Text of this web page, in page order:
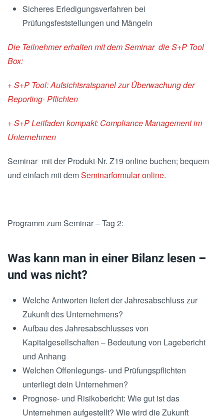
Sicheres Erledigungsverfahren bei
Prüfungsfeststellungen und Mängeln
Die Teilnehmer erhalten mit dem Seminar die S+P Tool
Box:
+ S+P Tool: Aufsichtsratspanel zur Überwachung der
Reporting- Pflichten
+ S+P Leitfaden kompakt: Compliance Management im
Unternehmen
Seminar mit der Produkt-Nr. Z19 online buchen; bequem
und einfach mit demSeminarformular online.
Programm zum Seminar – Tag 2:
Was kann man in einer Bilanz lesen –
und was nicht?
Welche Antworten liefert der Jahresabschluss zur
Zukunft des Unternehmens?
Aufbau des Jahresabschlusses von
Kapitalgesellschaften – Bedeutung von Lagebericht
und Anhang
Welchen Offenlegungs- und Prüfungspflichten
unterliegt dein Unternehmen?
Prognose- und Risikobericht: Wie gut ist das
Unternehmen aufgestellt? Wie wird die Zukunft